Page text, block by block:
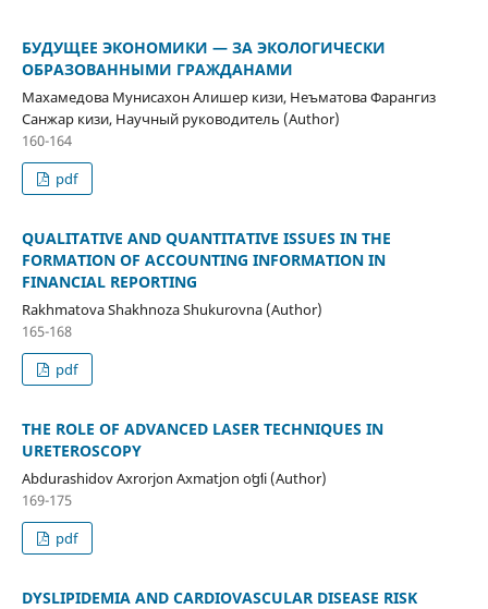
БУДУЩЕЕ ЭКОНОМИКИ — ЗА ЭКОЛОГИЧЕСКИ
ОБРАЗОВАННЫМИ ГРАЖДАНАМИ
Махамедова Мунисахон Алишер кизи, Неъматова Фарангиз
Санжар кизи, Научный руководитель (Author)
160-164
pdf
QUALITATIVE AND QUANTITATIVE ISSUES IN THE
FORMATION OF ACCOUNTING INFORMATION IN
FINANCIAL REPORTING
Rakhmatova Shakhnoza Shukurovna (Author)
165-168
pdf
THE ROLE OF ADVANCED LASER TECHNIQUES IN
URETEROSCOPY
Abdurashidov Axrorjon Axmatjon oʻgʻli (Author)
169-175
pdf
DYSLIPIDEMIA AND CARDIOVASCULAR DISEASE RISK